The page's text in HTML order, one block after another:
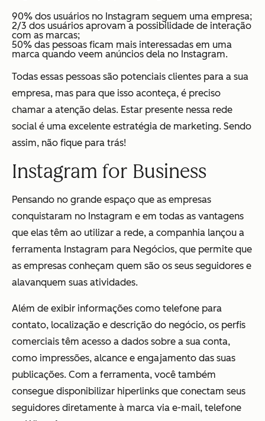
90% dos usuários no Instagram seguem uma empresa;
2/3 dos usuários aprovam a possibilidade de interação
com as marcas;
50% das pessoas ficam mais interessadas em uma
marca quando veem anúncios dela no Instagram.
Todas essas pessoas são potenciais clientes para a sua
empresa, mas para que isso aconteça, é preciso
chamar a atenção delas. Estar presente nessa rede
social é uma excelente estratégia de marketing. Sendo
assim, não fique para trás!
Instagram for Business
Pensando no grande espaço que as empresas
conquistaram no Instagram e em todas as vantagens
que elas têm ao utilizar a rede, a companhia lançou a
ferramenta Instagram para Negócios, que permite que
as empresas conheçam quem são os seus seguidores e
alavanquem suas atividades.
Além de exibir informações como telefone para
contato, localização e descrição do negócio, os perfis
comerciais têm acesso a dados sobre a sua conta,
como impressões, alcance e engajamento das suas
publicações. Com a ferramenta, você também
consegue disponibilizar hiperlinks que conectam seus
seguidores diretamente à marca via e-mail, telefone